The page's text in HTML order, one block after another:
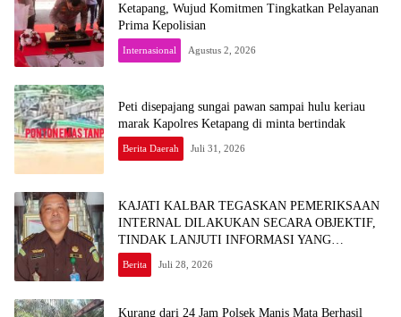
Ketapang, Wujud Komitmen Tingkatkan Pelayanan
Prima Kepolisian
Internasional Agustus 2, 2026
Peti disepajang sungai pawan sampai hulu keriau
marak Kapolres Ketapang di minta bertindak
Berita Daerah Juli 31, 2026
KAJATI KALBAR TEGASKAN PEMERIKSAAN
INTERNAL DILAKUKAN SECARA OBJEKTIF,
TINDAK LANJUTI INFORMASI YANG
BEREDAR TERKAIT DUGAAN
KETERLIBATAN PEGAWAI KEJARI SEKADAU
Berita Juli 28, 2026
Kurang dari 24 Jam Polsek Manis Mata Berhasil